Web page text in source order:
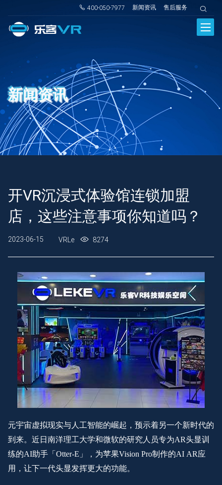
400-050-7977 新闻资讯 售后服务
新闻资讯
开VR沉浸式体验馆连锁加盟
店，这些注意事项你知道吗？
2023-06-15 VRLe 8274
元宇宙虚拟现实与人工智能的崛起，预示着另一个新时代的
到来。近日南洋理工大学和微软的研究人员专为AR头显训
练的AI助手「Otter-E」，为苹果Vision Pro制作的AI AR应
用，让下一代头显发挥更大的功能。